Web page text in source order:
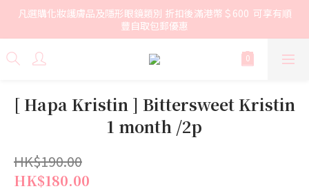
凡選購化妝護膚品及隱形眼鏡類別 折扣後滿港幣＄600  可享有順
豐自取包郵優惠
[ Hapa Kristin ] Bittersweet Kristin
1 month /2p
HK$190.00
HK$180.00